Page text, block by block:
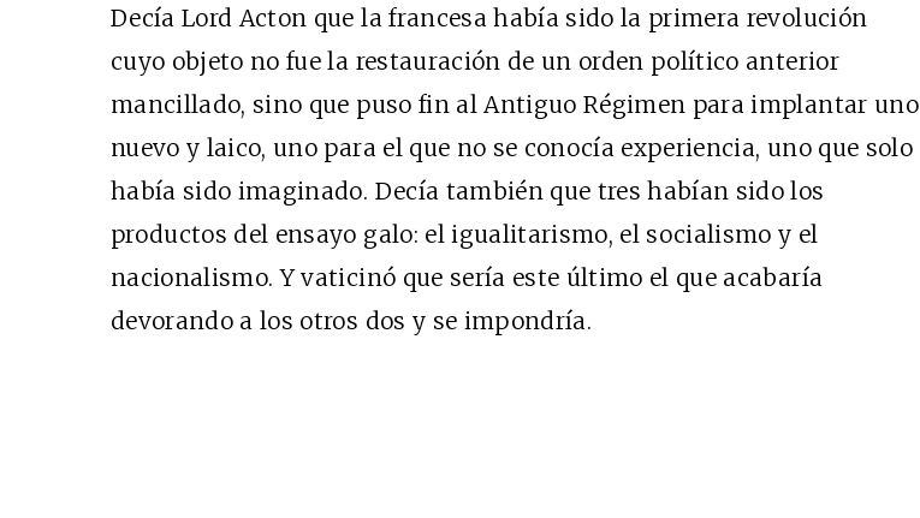
Decía Lord Acton que la francesa había sido la primera revolución
cuyo objeto no fue la restauración de un orden político anterior
mancillado, sino que puso fin al Antiguo Régimen para implantar uno
nuevo y laico, uno para el que no se conocía experiencia, uno que solo
había sido imaginado. Decía también que tres habían sido los
productos del ensayo galo: el igualitarismo, el socialismo y el
nacionalismo. Y vaticinó que sería este último el que acabaría
devorando a los otros dos y se impondría.
Cine desde los márgenes
EDICIÓN MÉXICO
SUSCRÍBETE
Cine desde los márgenes
EDICIÓN ESPAÑA